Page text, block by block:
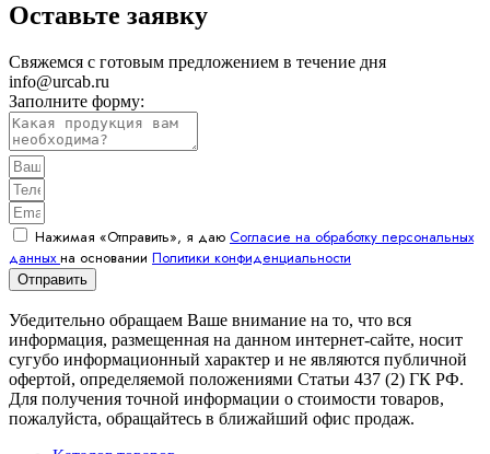
Оставьте заявку
Свяжемся с готовым предложением в течение дня
info@urcab.ru
Заполните форму:
Нажимая «Отправить», я даю Согласие на обработку персональных
данныхна основании Политики конфиденциальности
Отправить
Убедительно обращаем Ваше внимание на то, что вся
информация, размещенная на данном интернет-сайте, носит
сугубо информационный характер и не являются публичной
офертой, определяемой положениями Статьи 437 (2) ГК РФ.
Для получения точной информации о стоимости товаров,
пожалуйста, обращайтесь в ближайший офис продаж.